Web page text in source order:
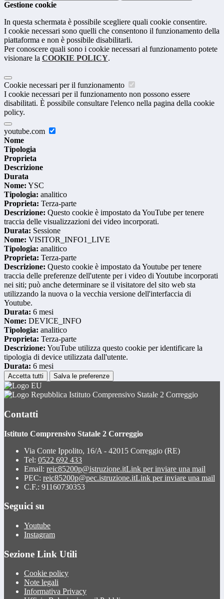
Gestione cookie
In questa schermata è possibile scegliere quali cookie consentire.
I cookie necessari sono quelli che consentono il funzionamento della
piattaforma e non è possibile disabilitarli.
Per conoscere quali sono i cookie necessari al funzionamento potete
visionare la COOKIE POLICY.
Cookie necessari per il funzionamento
I cookie necessari per il funzionamento non possono essere
disabilitati. È possibile consultare l'elenco nella pagina della cookie
policy.
youtube.com
Nome
Tipologia
Proprieta
Descrizione
Durata
Nome: YSC
Tipologia: analitico
Proprieta: Terza-parte
Descrizione: Questo cookie è impostato da YouTube per tenere
traccia delle visualizzazioni dei video incorporati.
Durata: Sessione
Nome: VISITOR_INFO1_LIVE
Tipologia: analitico
Proprieta: Terza-parte
Descrizione: Questo cookie è impostato da Youtube per tenere
traccia delle preferenze dell'utente per i video di Youtube incorporati
nei siti; può anche determinare se il visitatore del sito web sta
utilizzando la nuova o la vecchia versione dell'interfaccia di
Youtube.
Durata: 6 mesi
Nome: DEVICE_INFO
Tipologia: analitico
Proprieta: Terza-parte
Descrizione: YouTube utilizza questo cookie per identificare la
tipologia di device utilizzata dall'utente.
Durata: 6 mesi
Accetta tutti Salva le preferenze
Istituto Comprensivo Statale 2 Correggio
Contatti
Istituto Comprensivo Statale 2 Correggio
Via Conte Ippolito, 16/A - 42015 Correggio (RE)
Tel: 0522 692 433
Email: reic85200p@istruzione.itLink per inviare una mail
PEC: reic85200p@pec.istruzione.itLink per inviare una mail
C.F.: 91160730353
Seguici su
Youtube
Instagram
Sezione Link Utili
Cookie policy
Note legali
Informativa Privacy